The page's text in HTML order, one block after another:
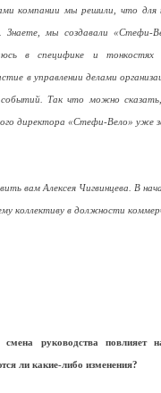
компании мы решили, что для
Знаете, мы создавали «Стефи-
в специфике и тонкостях
в управлении делами
событий. Так что можно
директора «Стефи-Вело» уже
вам Алексея Чигвинцева. В
коллективу в должности
руководства повлияет
ли какие-либо изменения?